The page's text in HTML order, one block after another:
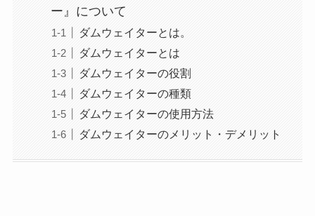
ー』について
ダムウェイターとは。
ダムウェイターとは
ダムウェイターの役割
ダムウェイターの種類
ダムウェイターの使用方法
ダムウェイターのメリット・デメリット